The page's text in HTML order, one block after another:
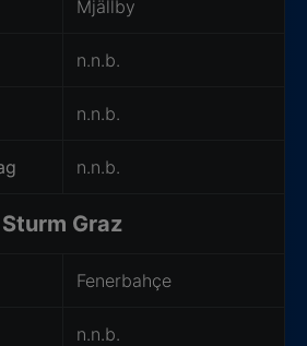
Mjällby
n.n.b.
n.n.b.
n.n.b.
Sturm Graz
Fenerbahçe
n.n.b.